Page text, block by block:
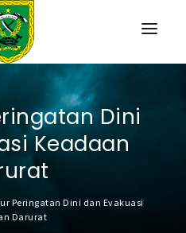
Dini
Keadaan
Peringatan Dini dan Evakuasi
Darurat